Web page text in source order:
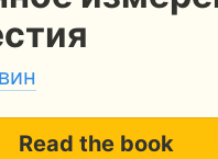
Read the book